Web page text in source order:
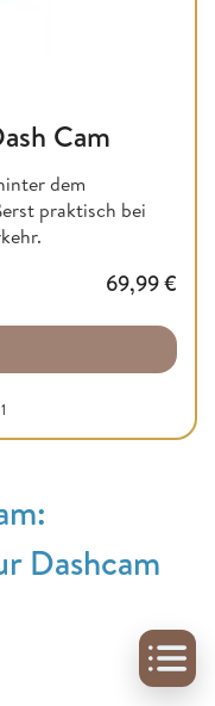
Cam
dem
praktisch bei
69,99€
Dashcam